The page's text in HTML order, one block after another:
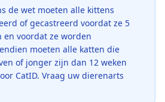
de wet moeten alle kittens
of gecastreerd voordat ze 5
en voordat ze worden
moeten alle katten die
of jonger zijn dan 12 weken
CatID. Vraag uw dierenarts